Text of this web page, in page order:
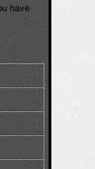
have